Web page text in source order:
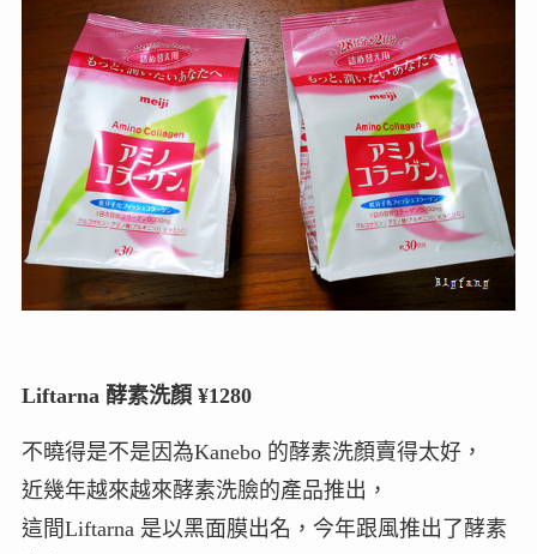
Liftarna 酵素洗顏 ¥1280
不曉得是不是因為Kanebo 的酵素洗顏賣得太好，
近幾年越來越來酵素洗臉的產品推出，
這間Liftarna 是以黑面膜出名，今年跟風推出了酵素